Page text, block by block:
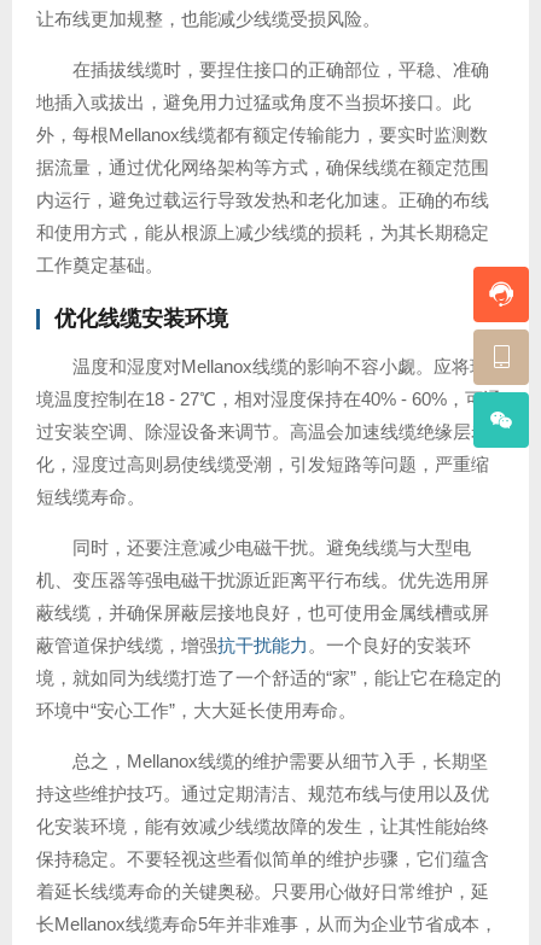
让布线更加规整，也能减少线缆受损风险。
在插拔线缆时，要捏住接口的正确部位，平稳、准确
地插入或拔出，避免用力过猛或角度不当损坏接口。此
外，每根Mellanox线缆都有额定传输能力，要实时监测数
据流量，通过优化网络架构等方式，确保线缆在额定范围
内运行，避免过载运行导致发热和老化加速。正确的布线
和使用方式，能从根源上减少线缆的损耗，为其长期稳定
工作奠定基础。
优化线缆安装环境
温度和湿度对Mellanox线缆的影响不容小觑。应将环
境温度控制在18 - 27℃，相对湿度保持在40% - 60%，可通
过安装空调、除湿设备来调节。高温会加速线缆绝缘层老
化，湿度过高则易使线缆受潮，引发短路等问题，严重缩
短线缆寿命。
同时，还要注意减少电磁干扰。避免线缆与大型电
机、变压器等强电磁干扰源近距离平行布线。优先选用屏
蔽线缆，并确保屏蔽层接地良好，也可使用金属线槽或屏
蔽管道保护线缆，增强抗干扰能力 。一个良好的安装环
境，就如同为线缆打造了一个舒适的“家”，能让它在稳定的
环境中“安心工作”，大大延长使用寿命。
总之，Mellanox线缆的维护需要从细节入手，长期坚
持这些维护技巧。通过定期清洁、规范布线与使用以及优
化安装环境，能有效减少线缆故障的发生，让其性能始终
保持稳定。不要轻视这些看似简单的维护步骤，它们蕴含
着延长线缆寿命的关键奥秘。只要用心做好日常维护，延
长Mellanox线缆寿命5年并非难事，从而为企业节省成本，